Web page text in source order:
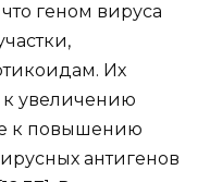
геном вируса
Их
к увеличению
к повышению
антигенов